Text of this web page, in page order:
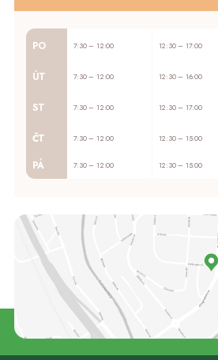
PO 7:30 – 12:00 12:30 – 17:00
ÚT 7:30 – 12:00 12:30 – 16:00
ST 7:30 – 12:00 12:30 – 17:00
ČT 7:30 – 12:00 12:30 – 15:00
PÁ 7:30 – 12:00 12:30 – 15:00